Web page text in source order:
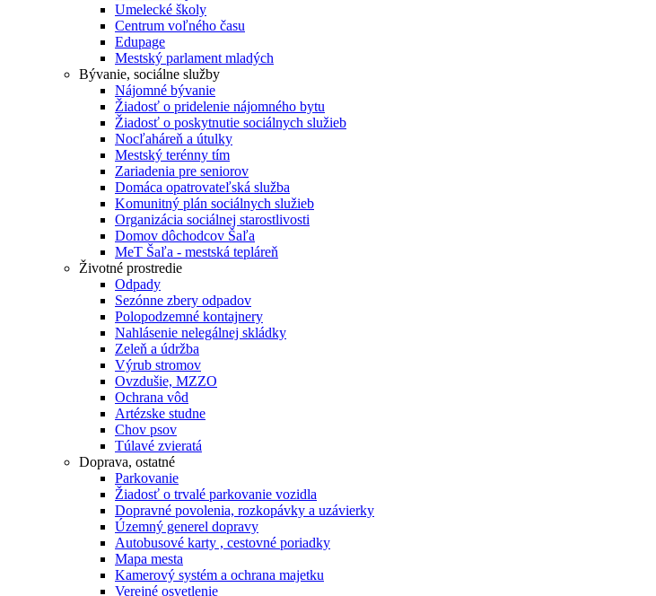
Umelecké školy
Centrum voľného času
Edupage
Mestský parlament mladých
Bývanie, sociálne služby
Nájomné bývanie
Žiadosť o pridelenie nájomného bytu
Žiadosť o poskytnutie sociálnych služieb
Nocľaháreň a útulky
Mestský terénny tím
Zariadenia pre seniorov
Domáca opatrovateľská služba
Komunitný plán sociálnych služieb
Organizácia sociálnej starostlivosti
Domov dôchodcov Šaľa
MeT Šaľa - mestská tepláreň
Životné prostredie
Odpady
Sezónne zbery odpadov
Polopodzemné kontajnery
Nahlásenie nelegálnej skládky
Zeleň a údržba
Výrub stromov
Ovzdušie, MZZO
Ochrana vôd
Artézske studne
Chov psov
Túlavé zvieratá
Doprava, ostatné
Parkovanie
Žiadosť o trvalé parkovanie vozidla
Dopravné povolenia, rozkopávky a uzávierky
Územný generel dopravy
Autobusové karty , cestovné poriadky
Mapa mesta
Kamerový systém a ochrana majetku
Verejné osvetlenie